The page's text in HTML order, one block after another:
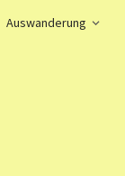
Auswanderung